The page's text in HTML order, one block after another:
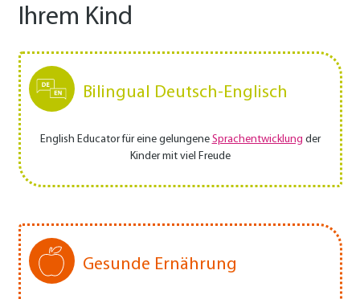
Ihrem Kind
Bilingual Deutsch-Englisch
English Educator für eine gelungene Sprachentwicklung der
Kinder mit viel Freude
Gesunde Ernährung